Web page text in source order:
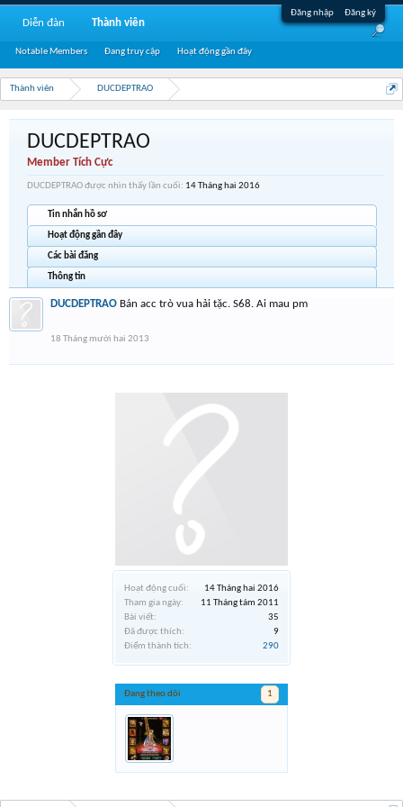
Đăng nhập Đăng ký
Thành viên DUCDEPTRAO
Hoạt động cuối:
14 Tháng hai 2016
Tham gia ngày:
11 Tháng tám 2011
Bài viết:
35
Đã được thích:
9
Điểm thành tích:
290
Đang theo dõi 1
DUCDEPTRAO
Member Tích Cực
DUCDEPTRAO được nhìn thấy lần cuối: 14 Tháng hai 2016
Tin nhắn hồ sơ
Hoạt động gần đây
Các bài đăng
Thông tin
DUCDEPTRAO Bán acc trò vua hải tặc. S68. Ai mau pm
18 Tháng mười hai 2013
Diễn đàn Thành viên
Notable Members Đang truy cập Hoạt động gần đây